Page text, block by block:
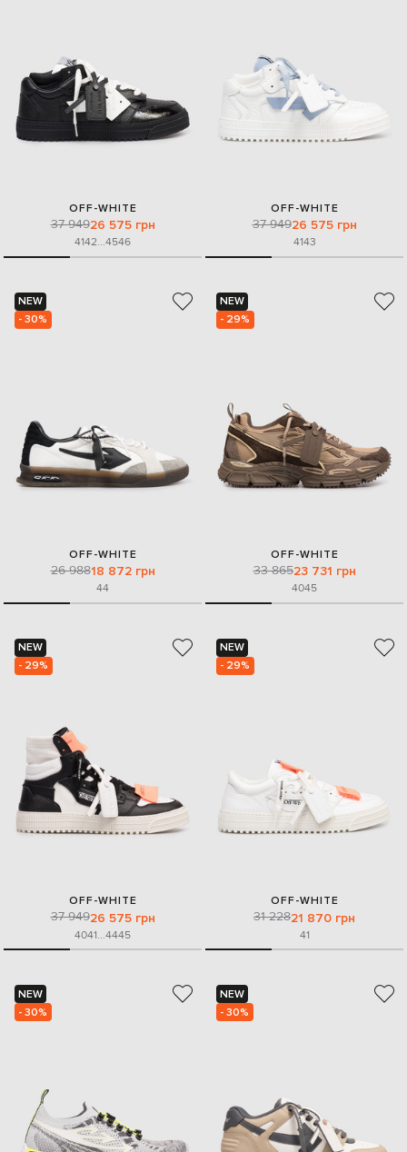
OFF-WHITE
37 94926 575 грн
4142...4546
OFF-WHITE
37 94926 575 грн
4143
NEW
- 30%
OFF-WHITE
26 98818 872 грн
44
NEW
- 29%
OFF-WHITE
33 86523 731 грн
4045
NEW
- 29%
OFF-WHITE
37 94926 575 грн
4041...4445
NEW
- 29%
OFF-WHITE
31 22821 870 грн
41
NEW
- 30%
NEW
- 30%